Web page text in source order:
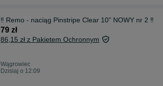
‼️ Remo - naciąg Pinstripe Clear 10" NOWY nr 2 ‼️
79 zł
86,15 zł z Pakietem Ochronnym
Wągrowiec
Dzisiaj o 12:09